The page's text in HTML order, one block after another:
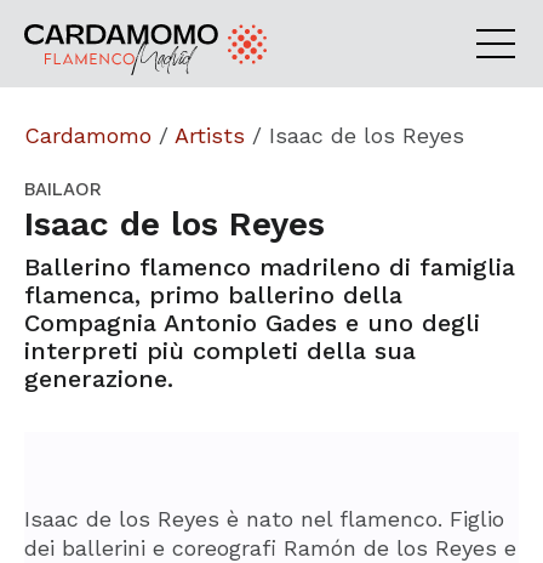
Cardamomo / Artists / Isaac de los Reyes
BAILAOR
Isaac de los Reyes
Ballerino flamenco madrileno di famiglia
flamenca, primo ballerino della
Compagnia Antonio Gades e uno degli
interpreti più completi della sua
generazione.
Isaac de los Reyes è nato nel flamenco. Figlio
dei ballerini e coreografi Ramón de los Reyes e